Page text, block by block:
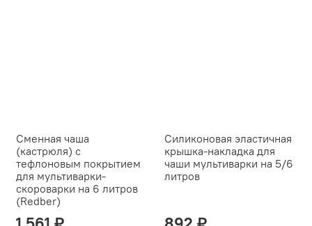
Сменная чаша
(кастрюля) с
тефлоновым покрытием
для мультиварки-
скороварки на 6 литров
(Redber)
Силиконовая эластичная
крышка-накладка для
чаши мультиварки на 5/6
литров